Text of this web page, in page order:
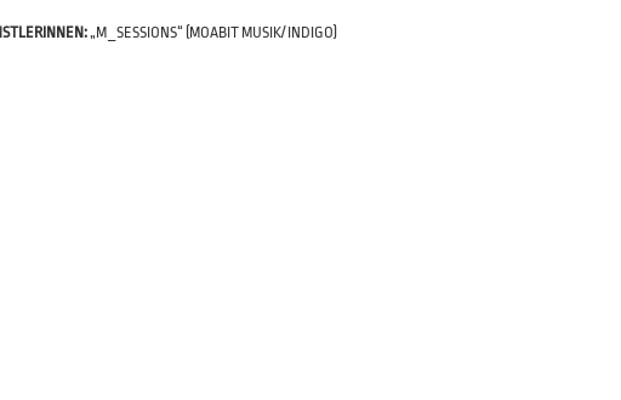
„M_SESSIONS“ (MOABIT MUSIK/ INDIGO)